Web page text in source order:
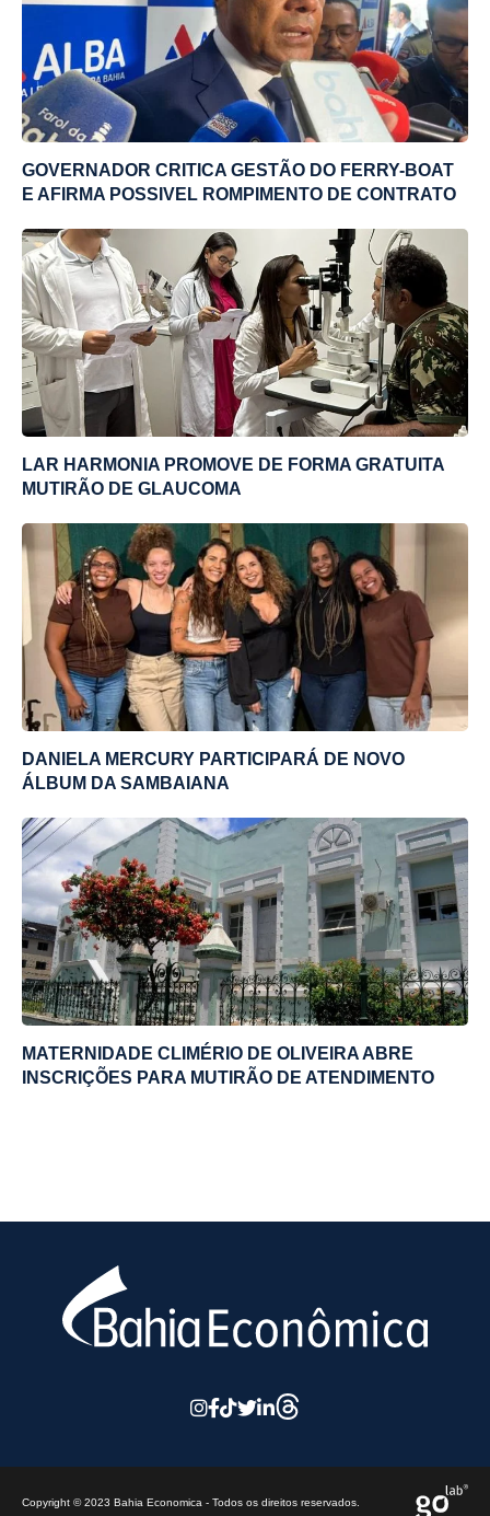
GOVERNADOR CRITICA GESTÃO DO FERRY-BOAT
E AFIRMA POSSIVEL ROMPIMENTO DE CONTRATO
LAR HARMONIA PROMOVE DE FORMA GRATUITA
MUTIRÃO DE GLAUCOMA
DANIELA MERCURY PARTICIPARÁ DE NOVO
ÁLBUM DA SAMBAIANA
MATERNIDADE CLIMÉRIO DE OLIVEIRA ABRE
INSCRIÇÕES PARA MUTIRÃO DE ATENDIMENTO
Copyright © 2023 Bahia Economica - Todos os direitos reservados.